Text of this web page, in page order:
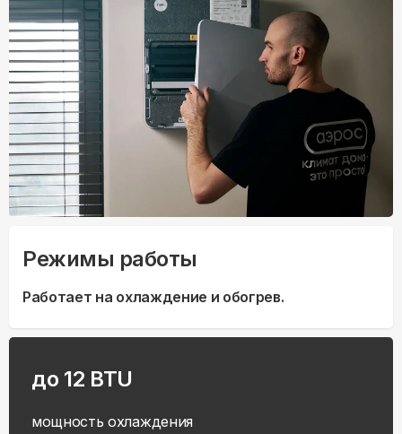
Режимы работы
Работает на охлаждение и обогрев.
до 12 BTU
мощность охлаждения